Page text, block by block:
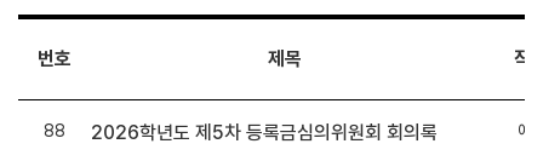
번호 제목 작
88 2026학년도 제5차 등록금심의위원회 회의록 예